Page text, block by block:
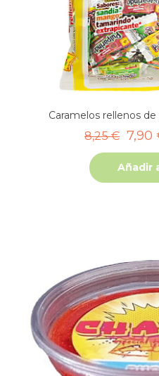
Caramelos rellenos
8,25€ El
7,90
Añadir